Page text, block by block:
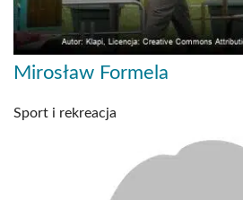
Mirosław Formela
Sport i rekreacja